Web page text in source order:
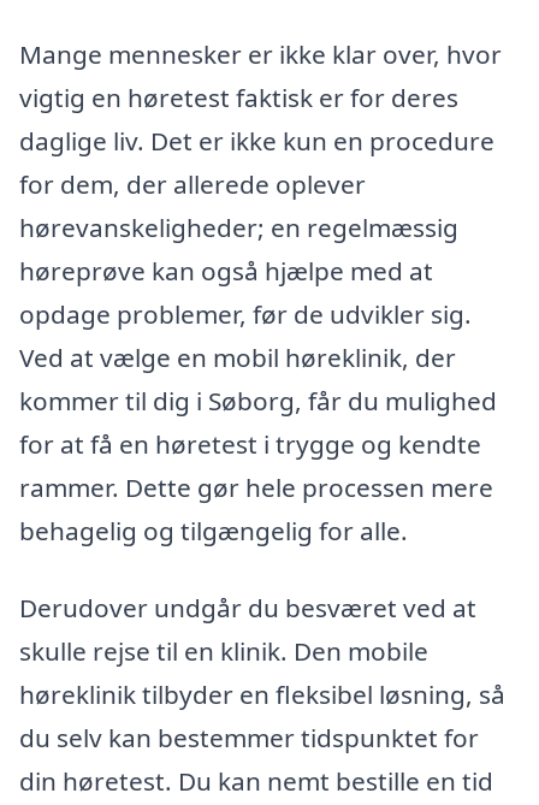
Mange mennesker er ikke klar over, hvor
vigtig en høretest faktisk er for deres
daglige liv. Det er ikke kun en procedure
for dem, der allerede oplever
hørevanskeligheder; en regelmæssig
høreprøve kan også hjælpe med at
opdage problemer, før de udvikler sig.
Ved at vælge en mobil høreklinik, der
kommer til dig i Søborg, får du mulighed
for at få en høretest i trygge og kendte
rammer. Dette gør hele processen mere
behagelig og tilgængelig for alle.
Derudover undgår du besværet ved at
skulle rejse til en klinik. Den mobile
høreklinik tilbyder en fleksibel løsning, så
du selv kan bestemmer tidspunktet for
din høretest. Du kan nemt bestille en tid